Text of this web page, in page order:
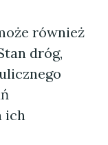
również
dróg,
ich